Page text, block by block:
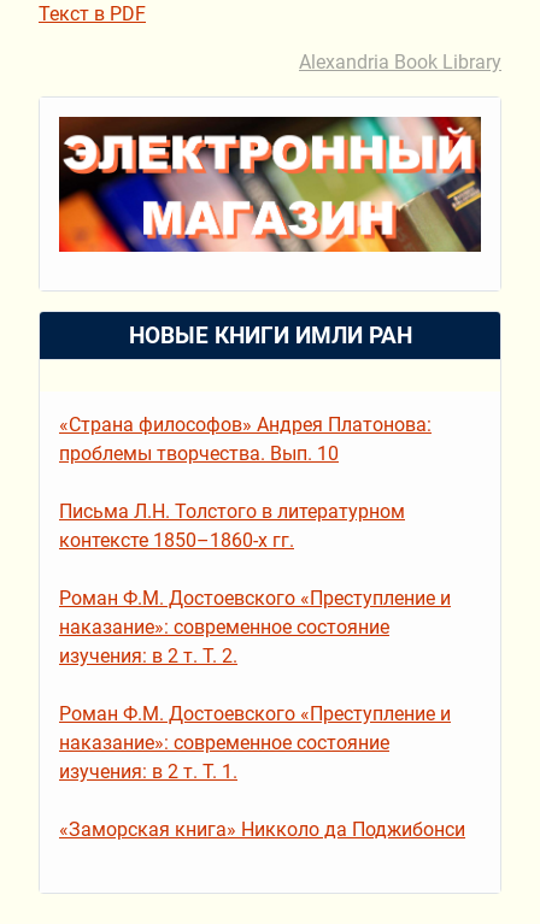
Текст в PDF
Alexandria Book Library
НОВЫЕ КНИГИ ИМЛИ РАН
«Страна философов» Андрея Платонова:
проблемы творчества. Вып. 10
Письма Л.Н. Толстого в литературном
контексте 1850–1860-х гг.
Роман Ф.М. Достоевского «Преступление и
наказание»: современное состояние
изучения: в 2 т. Т. 2.
Роман Ф.М. Достоевского «Преступление и
наказание»: современное состояние
изучения: в 2 т. Т. 1.
«Заморская книга» Никколо да Поджибонси